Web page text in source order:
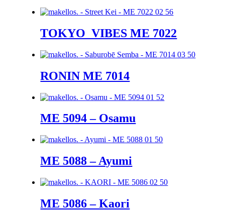
TOKYO_VIBES ME 7022
RONIN ME 7014
ME 5094 – Osamu
ME 5088 – Ayumi
ME 5086 – Kaori